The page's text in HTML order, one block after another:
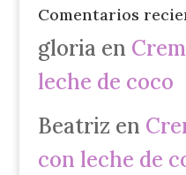
Comentarios
gloria en
leche de coco
Beatriz en
con leche de